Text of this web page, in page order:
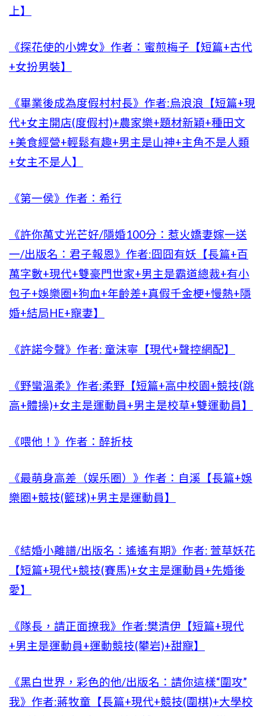
上】
《探花使的小婢女》作者：蜜煎梅子【短篇+古代
+女扮男裝】
《畢業後成為度假村村長》作者:烏浪浪【短篇+現
代+女主開店(度假村)+農家樂+題材新穎+種田文
+美食經營+輕鬆有趣+男主是山神+主角不是人類
+女主不是人】
《第一侯》作者：希行
《許你萬丈光芒好/隱婚100分：惹火嬌妻嫁一送
一/出版名：君子報恩》作者:囧囧有妖【長篇+百
萬字數+現代+雙豪門世家+男主是霸道總裁+有小
包子+娛樂圈+狗血+年齡差+真假千金梗+慢熱+隱
婚+結局HE+寵妻】
《許諾今聲》作者: 童沫寧【現代+聲控網配】
《野蠻溫柔》作者:柔野【短篇+高中校園+競技(跳
高+體操)+女主是運動員+男主是校草+雙運動員】
《喂他！》作者：醉折枝
《最萌身高差（娱乐圈）》作者：自溪【長篇+娛
樂圈+競技(籃球)+男主是運動員】
《結婚小離譜/出版名：遙遙有期》作者: 萱草妖花
【短篇+現代+競技(賽馬)+女主是運動員+先婚後
愛】
《隊長，請正面撩我》作者:樊清伊【短篇+現代
+男主是運動員+運動競技(攀岩)+甜寵】
《黑白世界，彩色的他/出版名：請你這樣“圍攻”
我》作者:蔣牧童【長篇+現代+競技(圍棋)+大學校